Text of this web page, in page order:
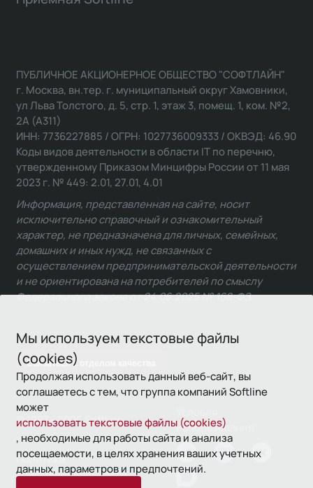
Мы используем текстовые файлы
(cookies)
Продолжая использовать данный веб-сайт, вы
соглашаетесь с тем, что группа компаний Softline
может
использовать текстовые файлы (cookies)
, необходимые для работы сайта и анализа
посещаемости, в целях хранения ваших учетных
данных, параметров и предпочтений.
Связаться с отделом качества
ПУБЛИЧНОЕ АКЦИОНЕРНОЕ ОБЩЕСТВО "СОФТЛАЙН"
г. Москва, вн.тер. г. муниципальный округ Хамовники,
ул Льва Толстого, д. 5, стр. 1, этаж 3, помещ. 1, ком. №2,
2А (А311)
ИНН: 7736227885 / ОГРН: 1027736009333 / ОКВЭД: 46.90
Коды видов деятельности в области IT по перечню,
утвержденному Приказом Минцифры России от 11 мая
2023 г. № 449: 2.01, 27.01, 4.01
Информация, представленная на сайте, носит
исключительно справочный и ознакомительный
характер, не предназначена для личных, семейных,
домашних и иных нужд, не связанных с
осуществлением предпринимательской деятельности
и не ориентирована на потребителей по смыслу
Федерального закона от 24.06.2025 № 168-ФЗ.
© 1993—2026 Softline
использования
Политика
конфиденциальности